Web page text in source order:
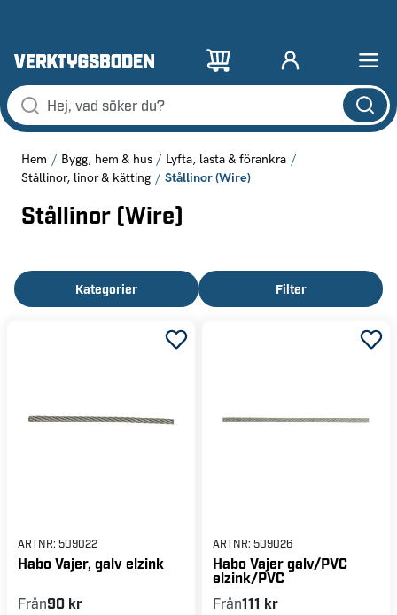
Hem Bygg, hem & hus
Lyfta, lasta & förankra
Stållinor, linor & kätting
Stållinor (Wire)
Stållinor (Wire)
Kategorier Filter
ARTNR: 509022
Habo Vajer, galv elzink
Från90 kr
ARTNR: 509026
Habo Vajer galv/PVC
elzink/PVC
Från111 kr